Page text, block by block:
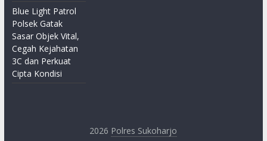
Blue Light Patrol
Polsek Gatak
Sasar Objek Vital,
Cegah Kejahatan
3C dan Perkuat
Cipta Kondisi
2026 Polres Sukoharjo